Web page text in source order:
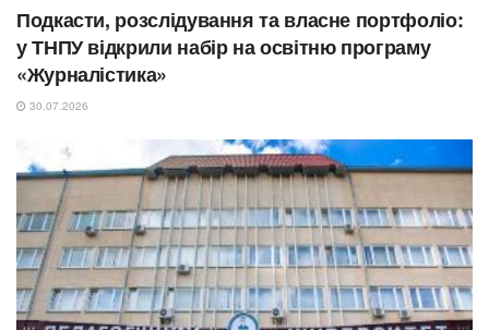
Подкасти, розслідування та власне портфоліо:
у ТНПУ відкрили набір на освітню програму
«Журналістика»
30.07.2026